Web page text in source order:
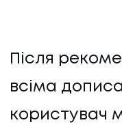
Після
всіма
користувач